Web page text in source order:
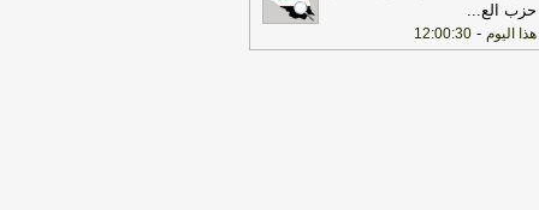
17:39
مكتب رئيس الوزراء العراقي:
يحث كل الأطراف على تجنب
حزب الع...
هذا اليوم -
12:00:30